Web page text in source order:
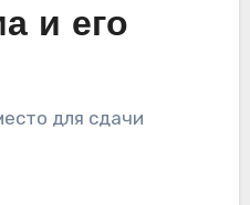
и его
для сдачи